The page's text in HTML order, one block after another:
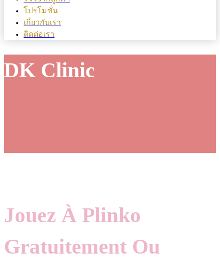
โปรโมชั่น
เกี่ยวกับเรา
ติดต่อเรา
DK Clinic
Jouez À Plinko
Gratuitement Ou